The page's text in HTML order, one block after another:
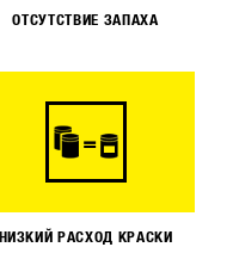
ОТСУТСТВИЕ ЗАПАХА
НИЗКИЙ РАСХОД КРАСКИ